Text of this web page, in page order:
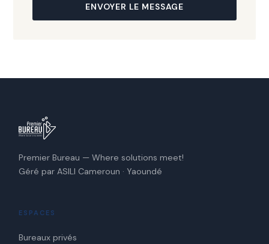
ENVOYER LE MESSAGE
Premier Bureau — Where solutions meet!
Géré par ASILI Cameroun · Yaoundé
ESPACES
Bureaux privés